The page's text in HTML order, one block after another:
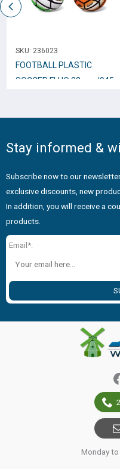
SKU: 236023
FOOTBALL PLASTIC
SOCCER FLUO 23cm. /945
Stay informed &
Subscribe now to our
exclusive discounts, new
In addition, you will receive a
products.
Email*:
Monday